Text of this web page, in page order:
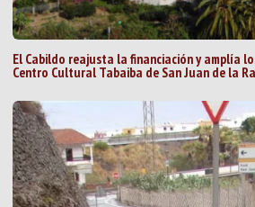
El Cabildo reajusta la financiación y amplía
Centro Cultural Tabaiba de San Juan de la